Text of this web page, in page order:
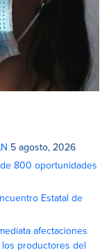
5 agosto, 2026
800 oportunidades
Estatal de
afectaciones
productores del